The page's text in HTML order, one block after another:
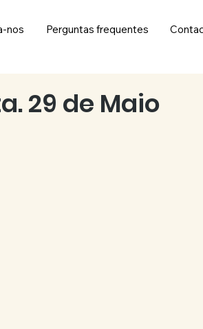
nos Perguntas frequentes
29 de Maio